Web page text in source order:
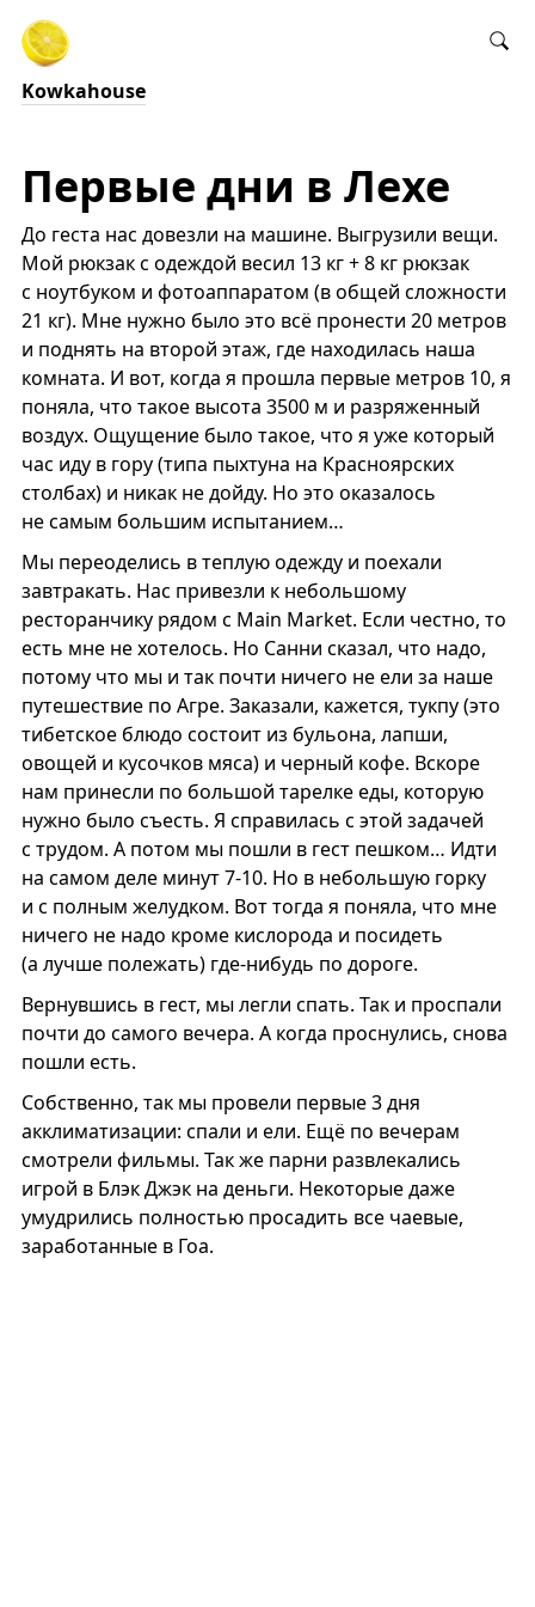
Kowkahouse
Первые дни в Лехе
До геста нас довезли на машине. Выгрузили вещи.
Мой рюкзак с одеждой весил 13 кг + 8 кг рюкзак
с ноутбуком и фотоаппаратом (в общей сложности
21 кг). Мне нужно было это всё пронести 20 метров
и поднять на второй этаж, где находилась наша
комната. И вот, когда я прошла первые метров 10, я
поняла, что такое высота 3500 м и разряженный
воздух. Ощущение было такое, что я уже который
час иду в гору (типа пыхтуна на Красноярских
столбах) и никак не дойду. Но это оказалось
не самым большим испытанием…
Мы переоделись в теплую одежду и поехали
завтракать. Нас привезли к небольшому
ресторанчику рядом с Main Market. Если честно, то
есть мне не хотелось. Но Санни сказал, что надо,
потому что мы и так почти ничего не ели за наше
путешествие по Агре. Заказали, кажется, тукпу (это
тибетское блюдо состоит из бульона, лапши,
овощей и кусочков мяса) и черный кофе. Вскоре
нам принесли по большой тарелке еды, которую
нужно было съесть. Я справилась с этой задачей
с трудом. А потом мы пошли в гест пешком… Идти
на самом деле минут 7-10. Но в небольшую горку
и с полным желудком. Вот тогда я поняла, что мне
ничего не надо кроме кислорода и посидеть
(а лучше полежать) где-нибудь по дороге.
Вернувшись в гест, мы легли спать. Так и проспали
почти до самого вечера. А когда проснулись, снова
пошли есть.
Собственно, так мы провели первые 3 дня
акклиматизации: спали и ели. Ещё по вечерам
смотрели фильмы. Так же парни развлекались
игрой в Блэк Джэк на деньги. Некоторые даже
умудрились полностью просадить все чаевые,
заработанные в Гоа.